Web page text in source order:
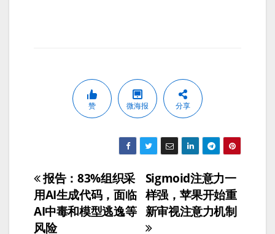
赞 微海报 分享
文
章
Sigmoid注意力一
样强，苹果开始重
新审视注意力机制
报告：83%组织采
用AI生成代码，面临
AI中毒和模型逃逸等
风险